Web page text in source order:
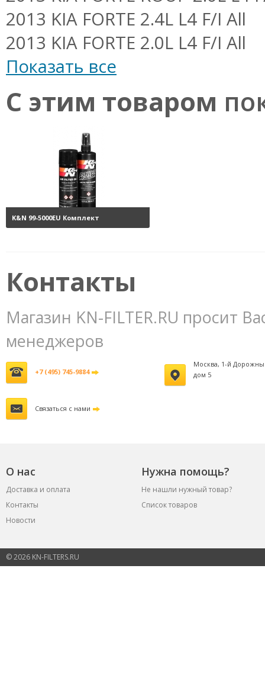
2013 KIA FORTE 2.4L L4 F/I All
2013 KIA FORTE 2.0L L4 F/I All
Показать все
С этим товаром
K&N 99-5000EU Комплект
Контакты
Магазин KN-FILTER.RU просит
менеджеров
+7 (495) 745-9884
Москва, 1-й
дом 5
Связаться с нами
О нас Нужна помощь?
Доставка и оплата
Не нашли нужный товар?
Контакты
Список товаров
Новости
© 2026 KN-FILTERS.RU